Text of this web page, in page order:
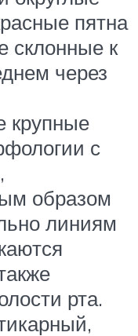
пятна
склонные к
через
крупные
с
образом
линиям
рта.